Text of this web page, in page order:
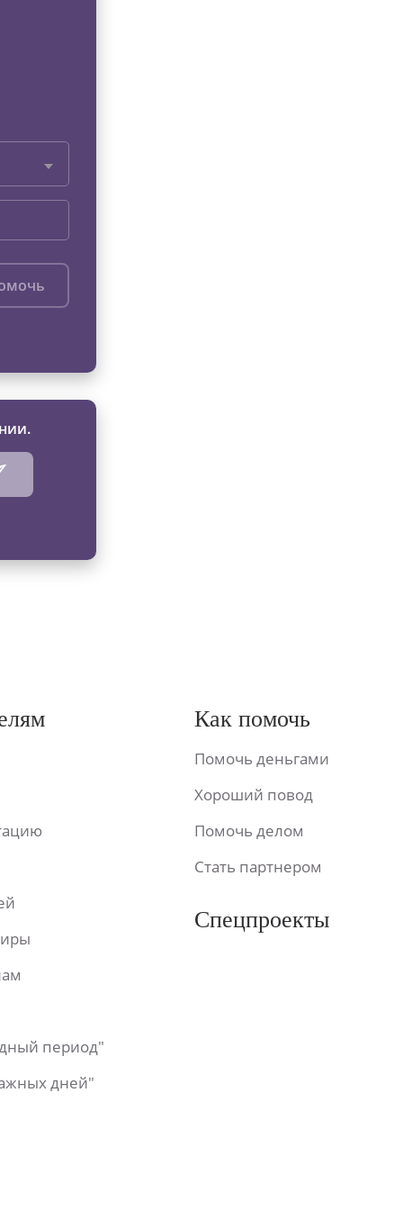
период"
дней"
Как помочь
Помочь деньгами
Хороший повод
Помочь делом
Стать партнером
Спецпроекты